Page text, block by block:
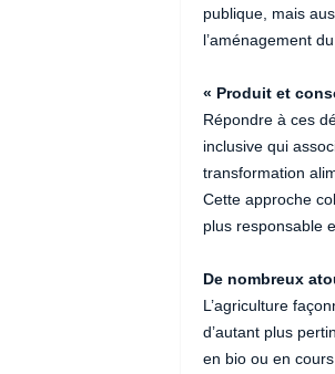
publique, mais
l’aménagement
« Produit et
Répondre à ces
inclusive qui
transformation
Cette approche
plus responsable
De nombreux
L’agriculture
d’autant plus
en bio ou en